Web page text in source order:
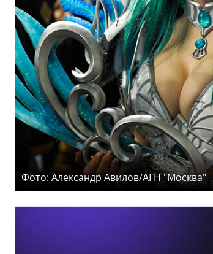
Фото: Александр Авилов/АГН "Москва"